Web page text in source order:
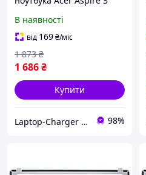
В наявності
від 169₴/міс
1 686₴
1 873 ₴
Купити
Laptop-Charger - інтернет магазин комплектуючих до ноутбуків 98%